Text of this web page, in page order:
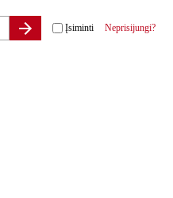
Įsiminti Neprisijungi?